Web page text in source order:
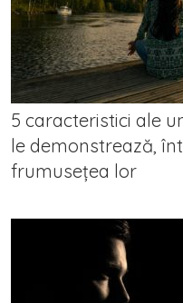
5 caracteristici ale
le demonstrează,
frumusețea lor